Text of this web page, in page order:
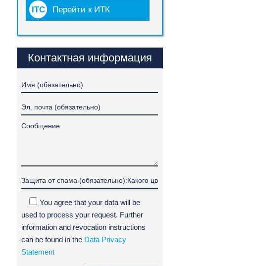
Перейти к ИТК
Контактная информация
You agree that your data will be
used to process your request. Further
information and revocation instructions
can be found in the Data Privacy
Statement